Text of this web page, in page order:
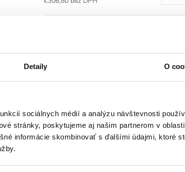
Detaily O
sociálnych médií a analýzu návštevnosti
stránky, poskytujeme aj našim partnerom v
informácie skombinovať s ďalšími údajmi, ktoré